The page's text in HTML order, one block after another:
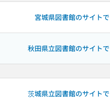
宮城県図書館のサイト
秋田県立図書館のサイト
茨城県立図書館のサイト